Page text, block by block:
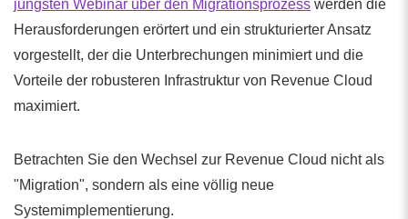
jüngsten Webinar über den Migrationsprozess werden die
Herausforderungen erörtert und ein strukturierter Ansatz
vorgestellt, der die Unterbrechungen minimiert und die
Vorteile der robusteren Infrastruktur von Revenue Cloud
maximiert.
Betrachten Sie den Wechsel zur Revenue Cloud nicht als
"Migration", sondern als eine völlig neue
Systemimplementierung.